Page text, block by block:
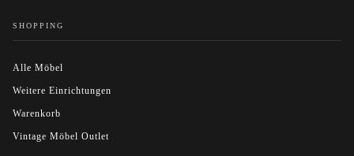
SHOPPING
Alle Möbel
Weitere Einrichtungen
Warenkorb
Vintage Möbel Outlet